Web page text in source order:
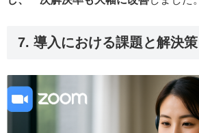
7. 導入における課題と解決策